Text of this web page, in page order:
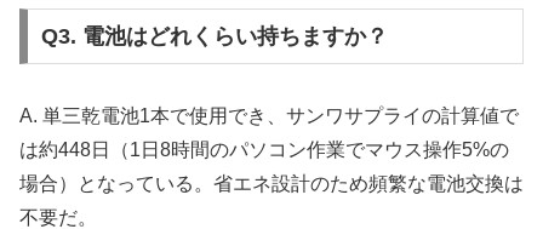
Q3. 電池はどれくらい持ちますか？
A. 単三乾電池1本で使用でき、サンワサプライの計算値で
は約448日（1日8時間のパソコン作業でマウス操作5%の
場合）となっている。省エネ設計のため頻繁な電池交換は
不要だ。